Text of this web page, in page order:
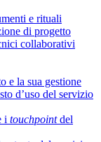
e rituali
di progetto
collaborativi
e la sua gestione
d’uso del servizio
i touchpointdel